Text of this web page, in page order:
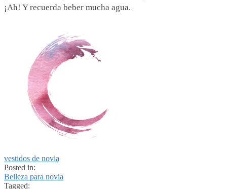
¡Ah! Y recuerda beber mucha agua.
vestidos de novia
Posted in:
Belleza para novia
Tagged: